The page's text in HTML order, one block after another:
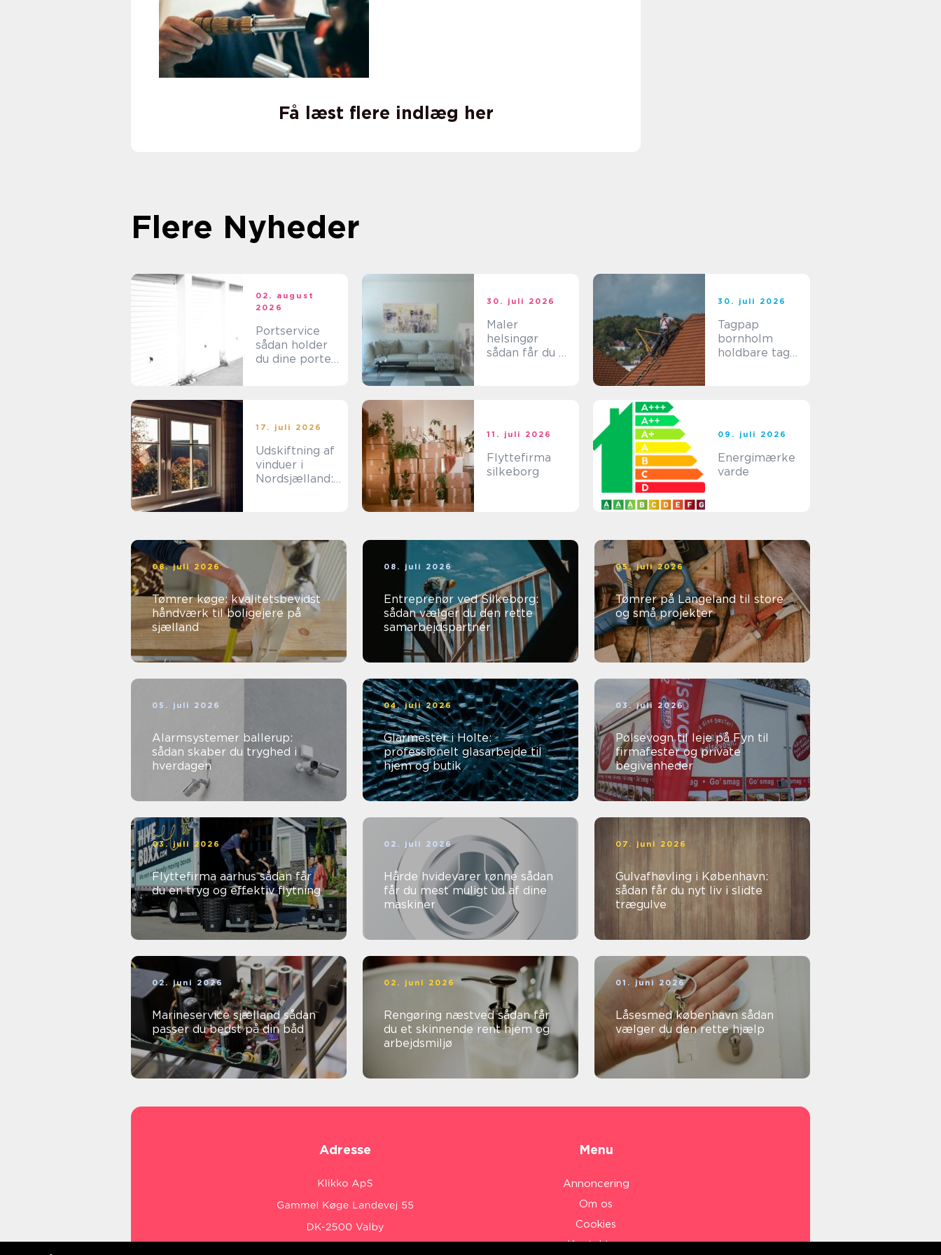
Få læst flere indlæg her
Flere Nyheder
02. august
2026
Portservice
sådan holder
du dine porte
30. juli 2026
Maler
helsingør
sådan får du et
30. juli 2026
Tagpap
bornholm
holdbare tage
17. juli 2026
Udskiftning af
vinduer i
Nordsjælland:
11. juli 2026
Flyttefirma
silkeborg
09. juli 2026
Energimærke
varde
08. juli 2026
Tømrer køge: kvalitetsbevidst
håndværk til boligejere på
sjælland
08. juli 2026
Entreprenør ved Silkeborg:
sådan vælger du den rette
samarbejdspartner
05. juli 2026
Tømrer på Langeland til store
og små projekter
05. juli 2026
Alarmsystemer ballerup:
sådan skaber du tryghed i
hverdagen
04. juli 2026
Glarmester i Holte:
professionelt glasarbejde til
hjem og butik
03. juli 2026
Pølsevogn til leje på Fyn til
firmafester og private
begivenheder
03. juli 2026
Flyttefirma aarhus sådan får
du en tryg og effektiv flytning
02. juli 2026
Hårde hvidevarer rønne sådan
får du mest muligt ud af dine
maskiner
07. juni 2026
Gulvafhøvling i København:
sådan får du nyt liv i slidte
trægulve
02. juni 2026
Marineservice sjælland sådan
passer du bedst på din båd
02. juni 2026
Rengøring næstved sådan får
du et skinnende rent hjem og
arbejdsmiljø
01. juni 2026
Låsesmed københavn sådan
vælger du den rette hjælp
Adresse Menu
Annoncering
Om os
Cookies
Kontakt os